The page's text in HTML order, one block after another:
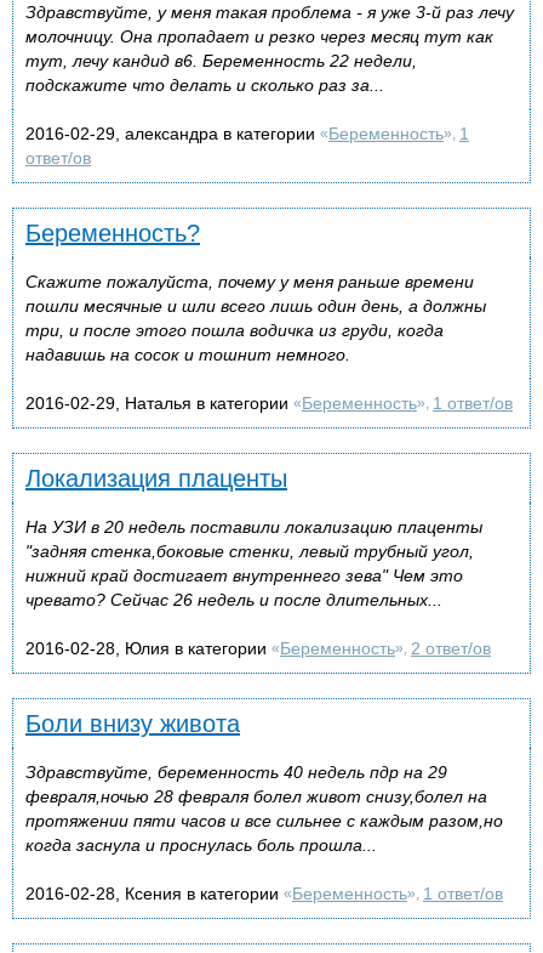
Здравствуйте, у меня такая проблема - я уже 3-й раз лечу
молочницу. Она пропадает и резко через месяц тут как
тут, лечу кандид в6. Беременность 22 недели,
подскажите что делать и сколько раз за...
2016-02-29, александра в категории «Беременность», 1
ответ/ов
Беременность?
Скажите пожалуйста, почему у меня раньше времени
пошли месячные и шли всего лишь один день, а должны
три, и после этого пошла водичка из груди, когда
надавишь на сосок и тошнит немного.
2016-02-29, Наталья в категории «Беременность», 1 ответ/ов
Локализация плаценты
На УЗИ в 20 недель поставили локализацию плаценты
"задняя стенка,боковые стенки, левый трубный угол,
нижний край достигает внутреннего зева" Чем это
чревато? Сейчас 26 недель и после длительных...
2016-02-28, Юлия в категории «Беременность», 2 ответ/ов
Боли внизу живота
Здравствуйте, беременность 40 недель пдр на 29
февраля,ночью 28 февраля болел живот снизу,болел на
протяжении пяти часов и все сильнее с каждым разом,но
когда заснула и проснулась боль прошла...
2016-02-28, Ксения в категории «Беременность», 1 ответ/ов